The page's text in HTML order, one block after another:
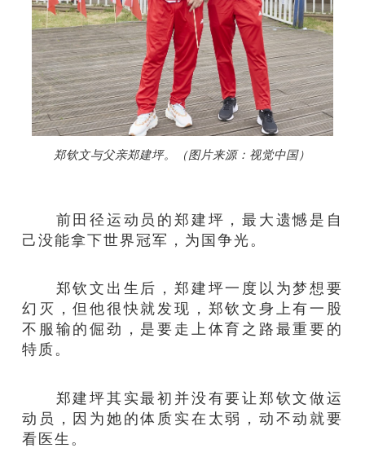
郑钦文与父亲郑建坪。（图片来源：视觉中国）
前田径运动员的郑建坪，最大遗憾是自
己没能拿下世界冠军，为国争光。
郑钦文出生后，郑建坪一度以为梦想要
幻灭，但他很快就发现，郑钦文身上有一股
不服输的倔劲，是要走上体育之路最重要的
特质。
郑建坪其实最初并没有要让郑钦文做运
动员，因为她的体质实在太弱，动不动就要
看医生。